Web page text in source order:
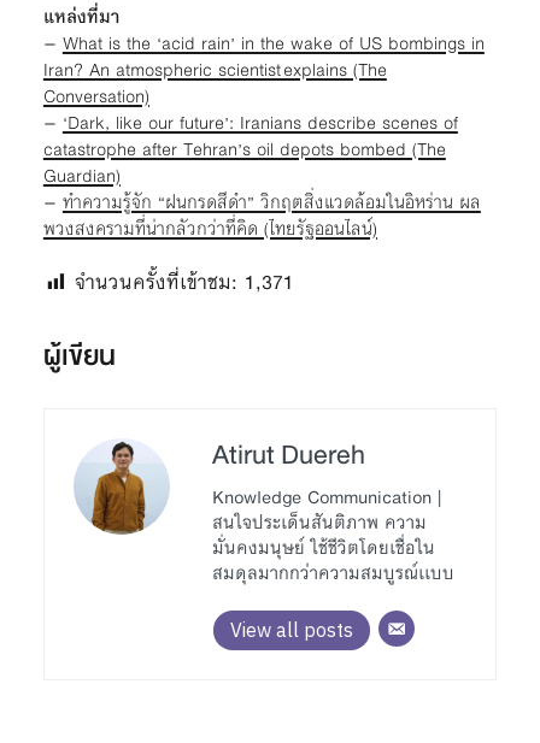
แหล่งที่มา
–What is the ‘acid rain’ in the wake of US bombings in
Iran? An atmospheric scientist explains (The
Conversation)
–‘Dark, like our future’: Iranians describe scenes of
catastrophe after Tehran’s oil depots bombed (The
Guardian)
–ทำความรู้จัก “ฝนกรดสีดำ” วิกฤตสิ่งแวดล้อมในอิหร่าน ผล
พวงสงครามที่น่ากลัวกว่าที่คิด (ไทยรัฐออนไลน์)
จำนวนครั้งที่เข้าชม: 1,371
ผู้เขียน
Atirut Duereh
Knowledge Communication |
สนใจประเด็นสันติภาพ ความ
มั่นคงมนุษย์ ใช้ชีวิตโดยเชื่อใน
สมดุลมากกว่าความสมบูรณ์เเบบ
View all posts